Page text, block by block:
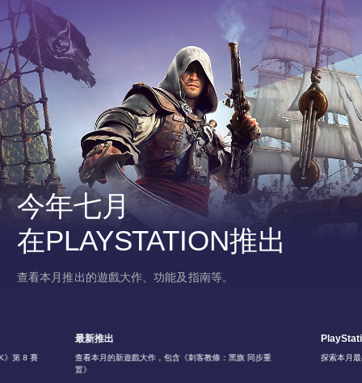
今年七月
在PLAYSTATION推出
查看本月推出的遊戲大作、功能及指南等。
最新推出
查看本月的新遊戲大作，包含《刺客教條：黑旗 同步重
置》
探索本月
》第 8 賽